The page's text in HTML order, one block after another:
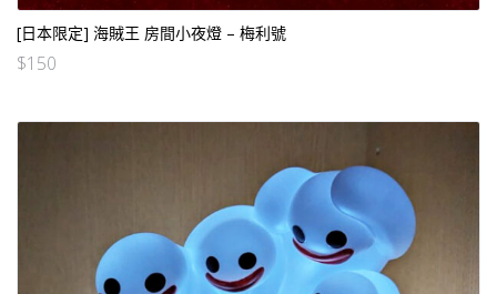
[日本限定] 海賊王 房間小夜燈 – 梅利號
$150